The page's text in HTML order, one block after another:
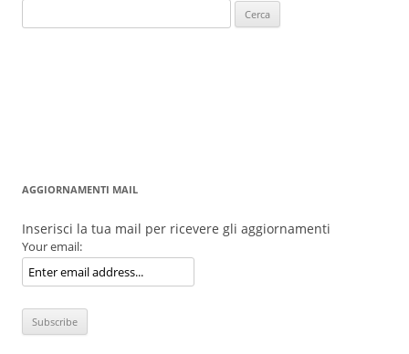
per:
AGGIORNAMENTI MAIL
Inserisci la tua mail per ricevere gli aggiornamenti
Your email: